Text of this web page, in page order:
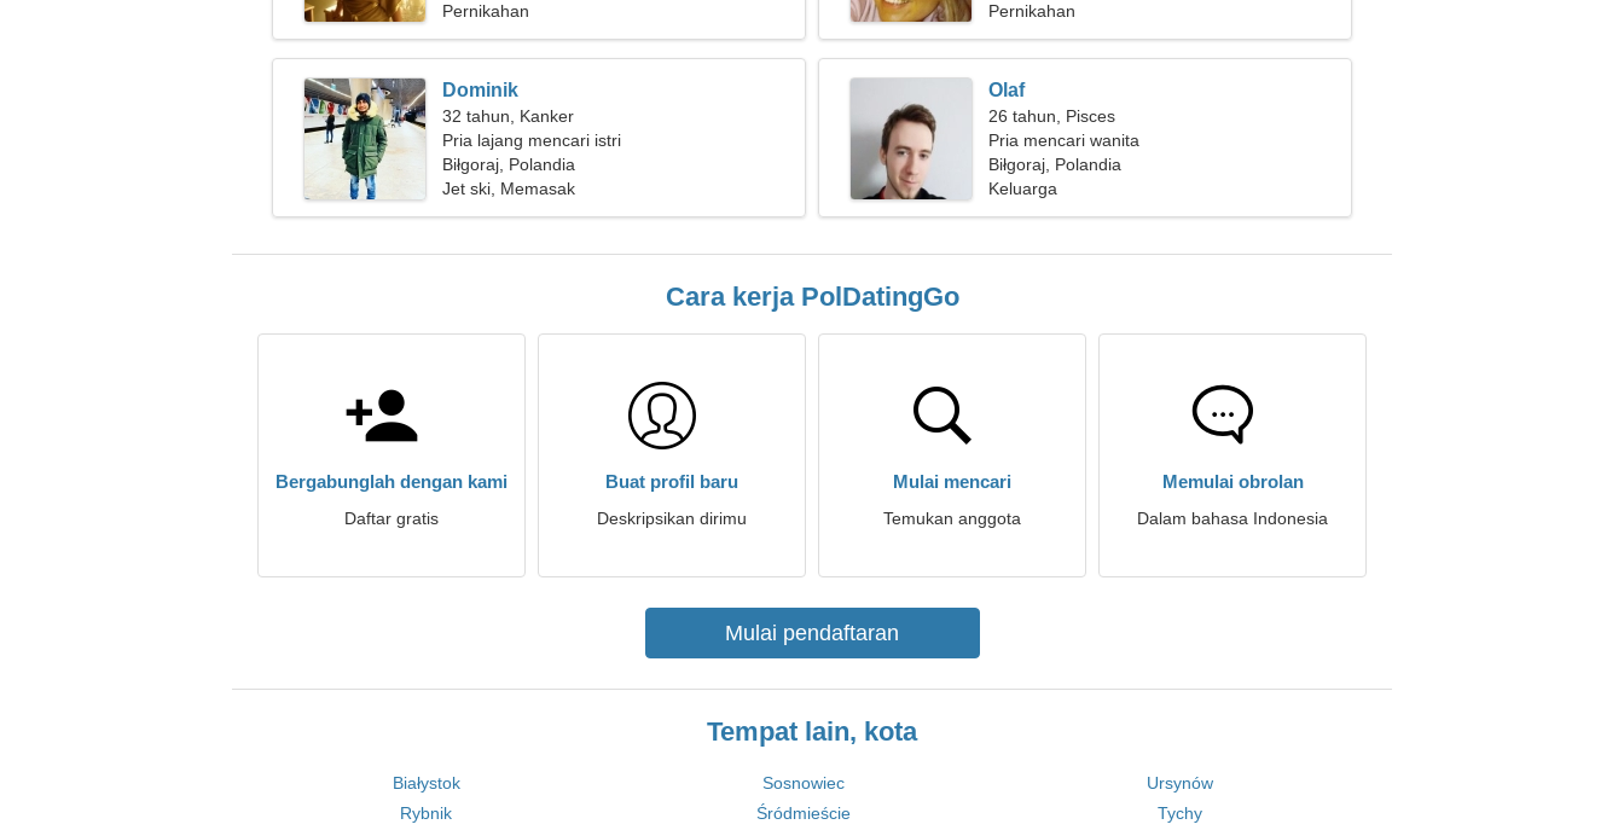
Pernikahan
Pernikahan
Dominik
32 tahun, Kanker
Pria lajang mencari istri
Biłgoraj, Polandia
Jet ski, Memasak
Olaf
26 tahun, Pisces
Pria mencari wanita
Biłgoraj, Polandia
Keluarga
Cara kerja PolDatingGo
Bergabunglah dengan kami
Daftar gratis
Buat profil baru
Deskripsikan dirimu
Mulai mencari
Temukan anggota
Memulai obrolan
Dalam bahasa Indonesia
Mulai pendaftaran
Tempat lain, kota
Białystok Sosnowiec
Ursynów
Rybnik
Śródmieście
Tychy